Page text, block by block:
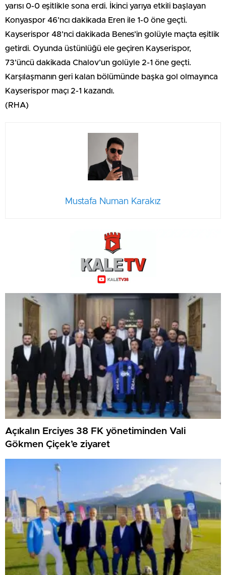
yarısı 0-0 eşitlikle sona erdi. İkinci yarıya etkili başlayan
Konyaspor 46’ncı dakikada Eren ile 1-0 öne geçti.
Kayserispor 48’nci dakikada Benes’in golüyle maçta eşitlik
getirdi. Oyunda üstünlüğü ele geçiren Kayserispor,
73’üncü dakikada Chalov’un golüyle 2-1 öne geçti.
Karşılaşmanın geri kalan bölümünde başka gol olmayınca
Kayserispor maçı 2-1 kazandı.
(RHA)
Mustafa Numan Karakız
Açıkalın Erciyes 38 FK yönetiminden Vali
Gökmen Çiçek’e ziyaret